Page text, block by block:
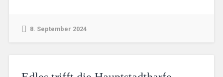
8. September 2024